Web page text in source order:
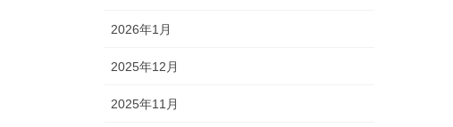
2026年1月
2025年12月
2025年11月